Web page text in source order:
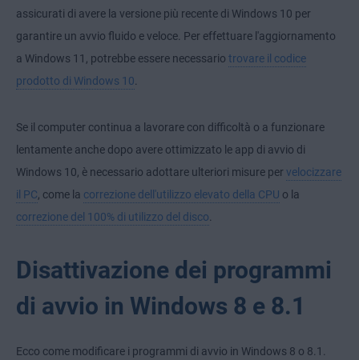
assicurati di avere la versione più recente di Windows 10 per
garantire un avvio fluido e veloce. Per effettuare l'aggiornamento
a Windows 11, potrebbe essere necessario trovare il codice
prodotto di Windows 10
Se il computer continua a lavorare con difficoltà o a funzionare
lentamente anche dopo avere ottimizzato le app di avvio di
Windows 10, è necessario adottare ulteriori misure per velocizzare
il PC , come la correzione dell'utilizzo elevato della CPU o la
correzione del 100% di utilizzo del disco
Disattivazione dei programmi
di avvio in Windows 8 e 8.1
Ecco come modificare i programmi di avvio in Windows 8 o 8.1.